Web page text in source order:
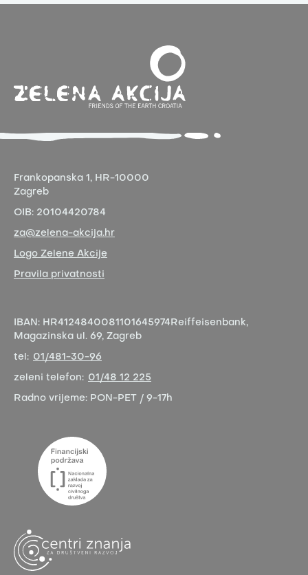
Frankopanska 1, HR-10000
Zagreb
OIB: 20104420784
za@zelena-akcija.hr
Logo Zelene Akcije
Pravila privatnosti
IBAN: HR4124840081101645974 Reiffeisenbank,
Magazinska ul. 69, Zagreb
tel: 01/481-30-96
zeleni telefon: 01/48 12 225
Radno vrijeme: PON-PET / 9-17h